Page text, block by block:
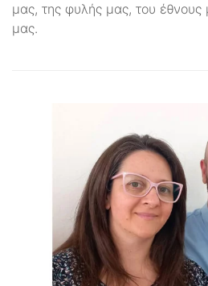
μας, της φυλής μας, του έθνους
μας.